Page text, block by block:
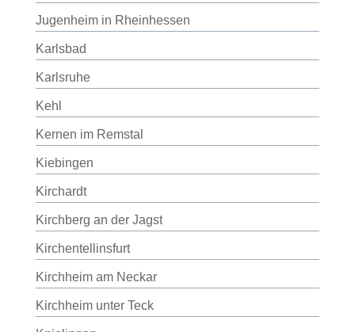
Jugenheim in Rheinhessen
Karlsbad
Karlsruhe
Kehl
Kernen im Remstal
Kiebingen
Kirchardt
Kirchberg an der Jagst
Kirchentellinsfurt
Kirchheim am Neckar
Kirchheim unter Teck